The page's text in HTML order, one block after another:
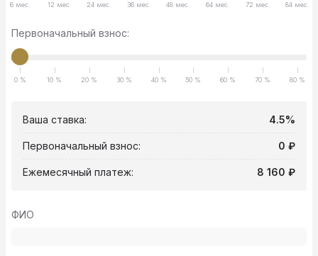
6 мес. 12 мес. 24 мес. 36 мес. 48 мес. 64 мес. 72 мес. 84 мес.
Первоначальный взнос:
0 % 10 % 20 % 30 % 40 % 50 % 60 % 70 % 80 %
Ваша ставка: 4.5%
Первоначальный взнос: 0 ₽
Ежемесячный платеж: 8 160 ₽
ФИО